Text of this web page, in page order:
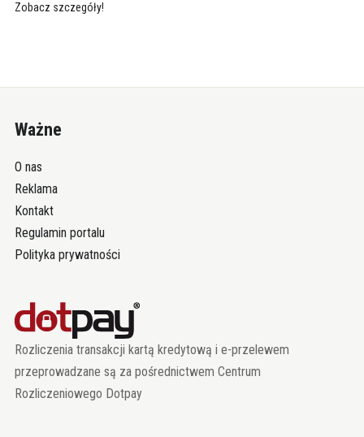
Zobacz szczegóły!
Ważne
O nas
Reklama
Kontakt
Regulamin portalu
Polityka prywatności
Rozliczenia transakcji kartą kredytową i e-przelewem
przeprowadzane są za pośrednictwem Centrum
Rozliczeniowego Dotpay